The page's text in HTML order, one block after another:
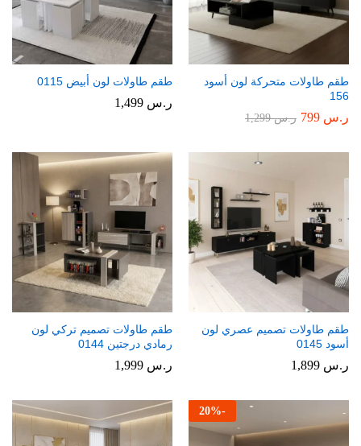
طقم طاولات متحركة لون أسود
156
ر.س ر.س1,299
طقم طاولات لون أبيض 0115
ر.س
طقم طاولات تصميم عصري لون
أسود 0145
ر.س
طقم طاولات تصميم تركي لون
رمادي درجتين 0144
ر.س
-
20%